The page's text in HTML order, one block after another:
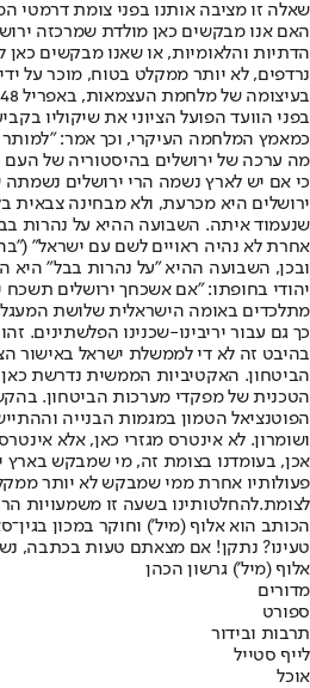
שאלה זו מציבה אותנו בפני צומת דרמטי
האם אנו מבקשים כאן מולדת שמרכזה
הדתיות והלאומיות, או שאנו מבקשים כאן
נרדפים, לא יותר ממקלט בטוח, מוכר על
בפני הוועד הפועל הציוני את שיקוליו
כמאמץ המלחמה העיקרי, וכך אמר: "למותר
מה ערכה של ירושלים בהיסטוריה של העם
כי אם יש לארץ נשמה הרי ירושלים
ירושלים היא מכרעת, ולא מבחינה צבאית
שנעמוד איתה. השבועה ההיא על נהרות
אחרת לא נהיה ראויים לשם עם ישראל"
ובכן, השבועה ההיא "על נהרות בבל" היא
יהודי בחופתו: "אם אשכחך ירושלים תשכח
מתלכדים באומה הישראלית שלושת
כך גם עבור יריבינו-שכנינו הפלשתינים.
בהיבט זה לא די לממשלת ישראל באישור
הביטחון. האקטיביות הממשית נדרשת
הטכנית של מפקדי מערכות הביטחון.
הפוטנציאל הטמון במגמות הבנייה
ושומרון. לא אינטרס מגזרי כאן, אלא
אכן, בעומדנו בצומת זה, מי שמבקש בארץ
פעולותיו אחרת ממי שמבקש לא יותר
לצומת.להחלטותינו בשעה זו משמעויות
הכותב הוא אלוף (מיל') וחוקר במכון
טעינו? נתקן! אם מצאתם טעות בכתבה,
אלוף (מיל') גרשון הכהן
מדורים
ספורט
תרבות ובידור
לייף סטייל
אוכל